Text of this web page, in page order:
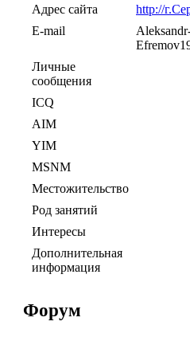
Адрес сайта
http://
E-mail
Личные
сообщения
ICQ
AIM
YIM
MSNM
Местожительство
Род занятий
Интересы
Дополнительная
информация
Форум